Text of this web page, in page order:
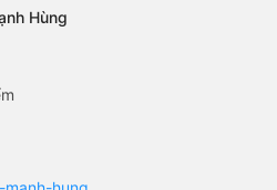
Hùng